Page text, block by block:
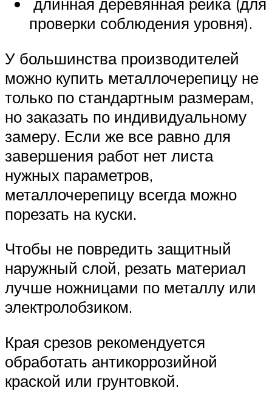
проверки соблюдения уровня).
У большинства производителей
можно купить металлочерепицу не
только по стандартным размерам,
но заказать по индивидуальному
замеру. Если же все равно для
завершения работ нет листа
нужных параметров,
металлочерепицу всегда можно
порезать на куски.
Чтобы не повредить защитный
наружный слой, резать материал
лучше ножницами по металлу или
электролобзиком.
Края срезов рекомендуется
обработать антикоррозийной
краской или грунтовкой.